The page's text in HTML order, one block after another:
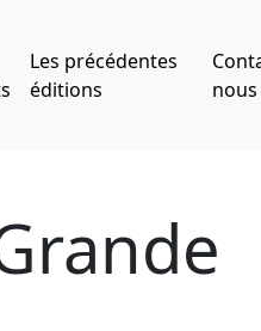
Les précédentes
éditions
nous